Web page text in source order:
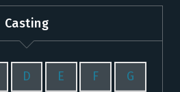
Casting
D E F G